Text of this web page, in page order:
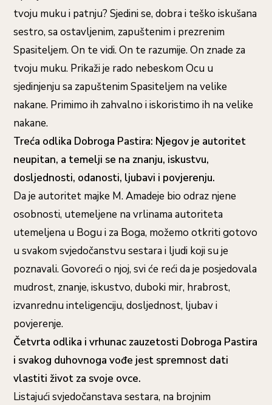
tvoju muku i patnju? Sjedini se, dobra i teško iskušana
sestro, sa ostavljenim, zapuštenim i prezrenim
Spasiteljem. On te vidi. On te razumije. On znade za
tvoju muku. Prikaži je rado nebeskom Ocu u
sjedinjenju sa zapuštenim Spasiteljem na velike
nakane. Primimo ih zahvalno i iskoristimo ih na velike
nakane.
Treća odlika Dobroga Pastira: Njegov je autoritet
neupitan, a temelji se na znanju, iskustvu,
dosljednosti, odanosti, ljubavi i povjerenju.
Da je autoritet majke M. Amadeje bio odraz njene
osobnosti, utemeljene na vrlinama autoriteta
utemeljena u Bogu i za Boga, možemo otkriti gotovo
u svakom svjedočanstvu sestara i ljudi koji su je
poznavali. Govoreći o njoj, svi će reći da je posjedovala
mudrost, znanje, iskustvo, duboki mir, hrabrost,
izvanrednu inteligenciju, dosljednost, ljubav i
povjerenje.
Četvrta odlika i vrhunac zauzetosti Dobroga Pastira
i svakog duhovnoga vođe jest spremnost dati
vlastiti život za svoje ovce.
Listajući svjedočanstava sestara, na brojnim